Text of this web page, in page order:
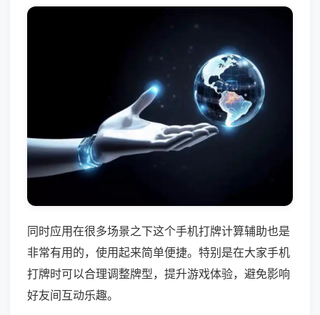
同时应用在很多场景之下这个手机打牌计算辅助也是
非常有用的，使用起来简单便捷。特别是在大家手机
打牌时可以合理调整牌型，提升游戏体验，避免影响
好友间互动乐趣。